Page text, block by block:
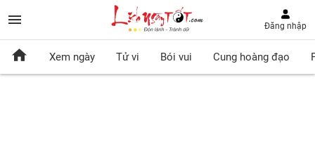
Đăng nhập
Xem ngày Tử vi Bói vui Cung hoàng đạo